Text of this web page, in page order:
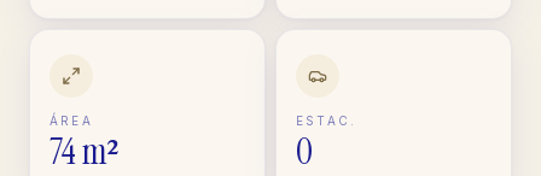
ÁREA
74 m²
ESTAC.
0